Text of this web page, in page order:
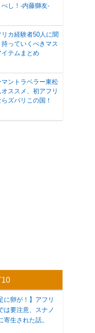
べし！-内藤獅友-
リカ経験者50人に聞
持っていくべきマス
イテムまとめ
マントラベラー東松
オススメ、初アフリ
らズバリこの国！
に卵が！】アフリ
は要注意、スナノ
寄生された話。